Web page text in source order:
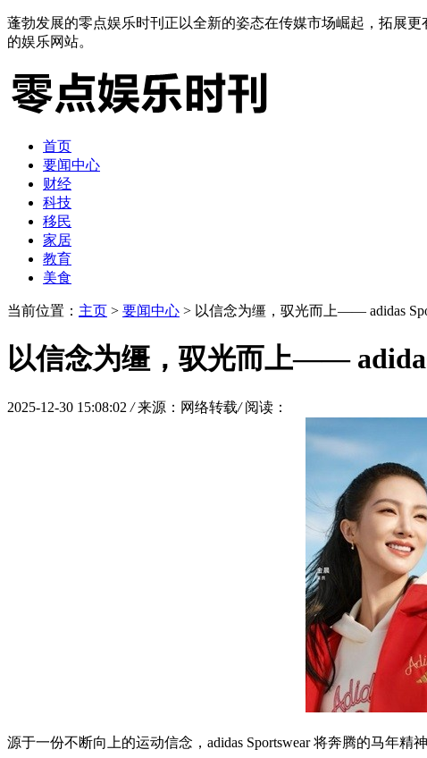
蓬勃发展的零点娱乐时刊正以全新的姿态在传媒市场崛起，拓展
的娱乐网站。
首页
要闻中心
财经
科技
移民
家居
教育
美食
当前位置： 主页 > 要闻中心 > 以信念为缰，驭光而上—— adidas
以信念为缰，驭光而上——
2025-12-30 15:08:02 / 来源：网络转载/ 阅读：
源于一份不断向上的运动信念，adidas Sportswear 将奔腾的马年